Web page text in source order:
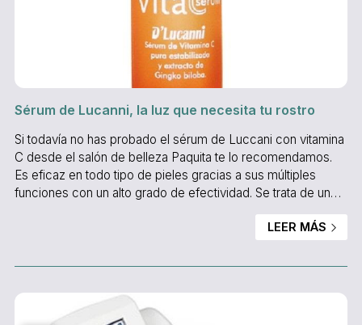
Sérum de Lucanni, la luz que necesita tu rostro
Si todavía no has probado el sérum de Luccani con vitamina
C desde el salón de belleza Paquita te lo recomendamos.
Es eficaz en todo tipo de pieles gracias a sus múltiples
funciones con un alto grado de efectividad. Se trata de un
penetra directamente en la piel. Los resultados son
destacamos que es antioxidante, reconstituyente y
l...
LEER MÁS